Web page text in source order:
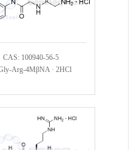
CAS: 100940-56-5
Arg-4MβNA · 2HCl